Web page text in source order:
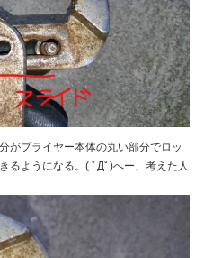
がプライヤー本体の丸い部分でロッ
るようになる。( ﾟДﾟ)へー、考えた人